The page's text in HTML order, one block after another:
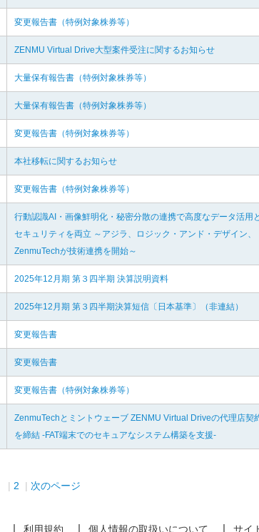
変更報告書（特例対象株券等）
ZENMU Virtual Drive大型案件受注に関するお知らせ
大量保有報告書（特例対象株券等）
大量保有報告書（特例対象株券等）
変更報告書（特例対象株券等）
本社移転に関するお知らせ
変更報告書（特例対象株券等）
行動認識AI・画像鮮明化・秘密分散の連携で高度なデータ活用
セキュリティを両立 ～アジラ、ロジック・アンド・デザイン、
ZenmuTechが技術連携を開始～
2025年12月期 第３四半期 決算説明資料
2025年12月期 第３四半期決算短信〔日本基準〕（非連結）
変更報告書
変更報告書
変更報告書（特例対象株券等）
ZenmuTechとミントウェーブ ZENMU Virtual Driveの代理店契
を締結 -FAT端末でのセキュアなシステム構築を支援-
2 次のページ
利用規約 個人情報の取扱いについて サイ